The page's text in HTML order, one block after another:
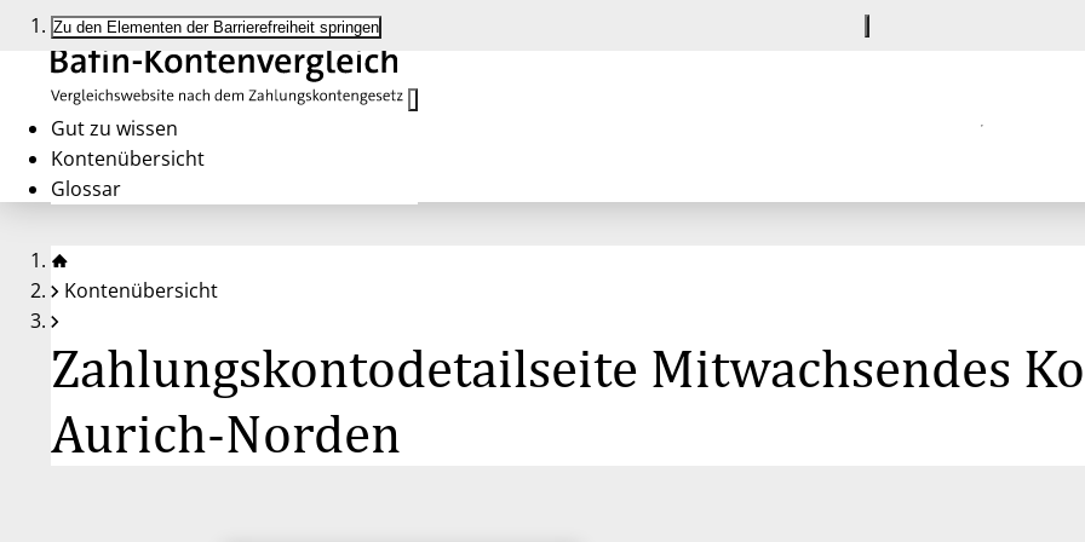
Zu den Elementen der Barrierefreiheit springen
Gut zu wissen
Kontenübersicht
Glossar
Kontenübersicht
Zahlungskontodetailseite Mitwachsendes
Aurich-Norden